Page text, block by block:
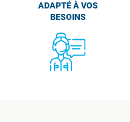
ADAPTÉ À VOS
BESOINS